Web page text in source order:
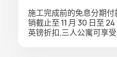
施工完成前的免息分期
销截止至 11 月 30 日至
英镑折扣,三人公寓可享